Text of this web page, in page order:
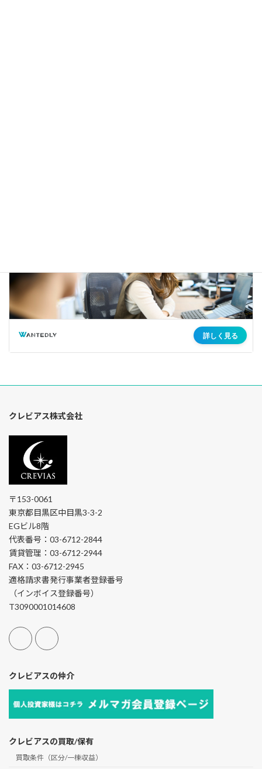
クレビアス株式会社
〒153-0061
東京都目黒区中目黒3-3-2
EGビル8階
代表番号：03-6712-2844
賃貸管理：03-6712-2944
FAX：03-6712-2945
適格請求書発行事業者登録番号
（インボイス登録番号）
T3090001014608
クレビアスの仲介
クレビアスの買取/保有
買取条件（区分/一棟収益）